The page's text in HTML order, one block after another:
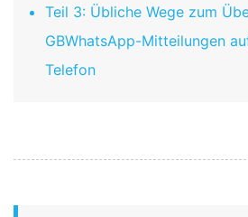
Teil 3: Übliche Wege zum
GBWhatsApp-Mitteilungen
Telefon